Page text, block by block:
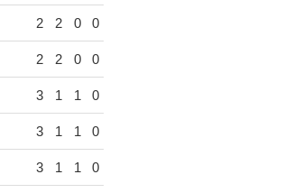
2 2 0 0
2 2 0 0
3 1 1 0
3 1 1 0
3 1 1 0